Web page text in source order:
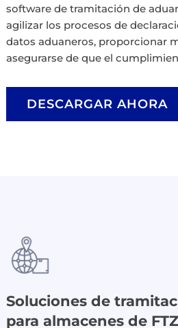
software de tramitación de
agilizar los procesos de
datos aduaneros, proporcionar
asegurarse de que el
DESCARGAR AHORA
Soluciones de
para almacenes de FTZ